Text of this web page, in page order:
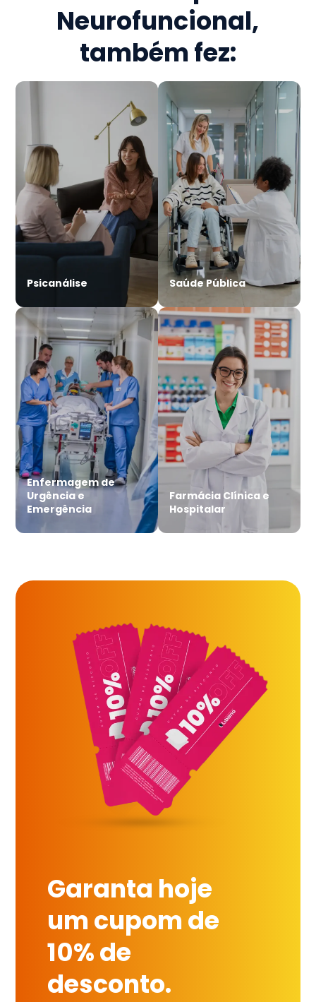
Neurofuncional,
também fez:
Psicanálise Saúde Pública
Enfermagem de
Urgência e
Emergência
Farmácia Clínica e
Hospitalar
Garanta hoje
um cupom de
10% de
desconto.